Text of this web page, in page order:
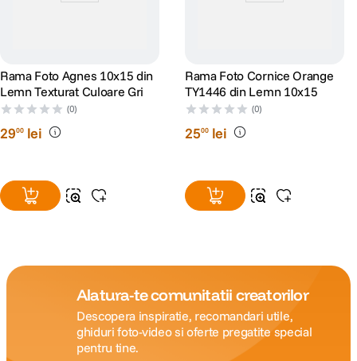
Rama Foto Agnes 10x15 din
Lemn Texturat Culoare Gri
(0)
2900 lei
Rama Foto Cornice Orange
TY1446 din Lemn 10x15
(0)
2500 lei
Alatura-te comunitatii creatorilor
Descopera inspiratie, recomandari utile,
ghiduri foto-video si oferte pregatite special
pentru tine.